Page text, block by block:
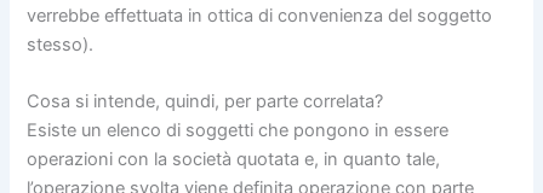
verrebbe effettuata in ottica di convenienza del soggetto
stesso).
Cosa si intende, quindi, per parte correlata?
Esiste un elenco di soggetti che pongono in essere
operazioni con la società quotata e, in quanto tale,